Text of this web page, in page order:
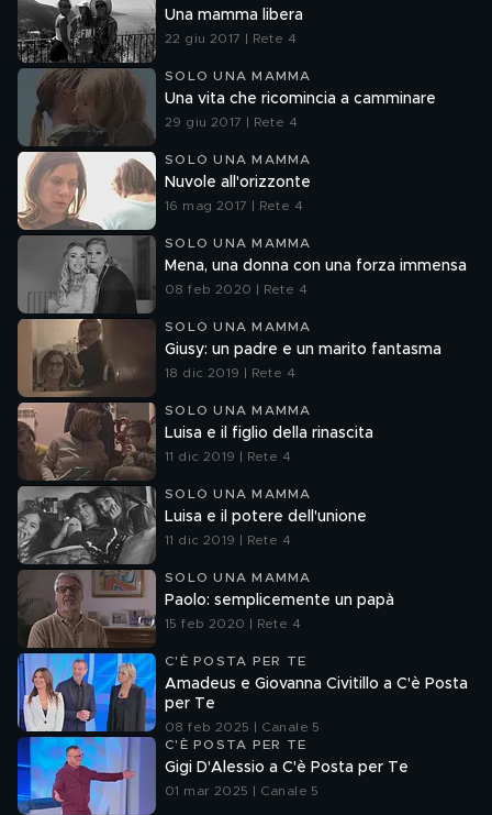
Una mamma libera
22 giu 2017 | Rete 4
SOLO UNA MAMMA
Una vita che ricomincia a camminare
29 giu 2017 | Rete 4
SOLO UNA MAMMA
Nuvole all'orizzonte
16 mag 2017 | Rete 4
SOLO UNA MAMMA
Mena, una donna con una forza immensa
08 feb 2020 | Rete 4
SOLO UNA MAMMA
Giusy: un padre e un marito fantasma
18 dic 2019 | Rete 4
SOLO UNA MAMMA
Luisa e il figlio della rinascita
11 dic 2019 | Rete 4
SOLO UNA MAMMA
Luisa e il potere dell'unione
11 dic 2019 | Rete 4
SOLO UNA MAMMA
Paolo: semplicemente un papà
15 feb 2020 | Rete 4
C'È POSTA PER TE
Amadeus e Giovanna Civitillo a C'è Posta
per Te
08 feb 2025 | Canale 5
C'È POSTA PER TE
Gigi D'Alessio a C'è Posta per Te
01 mar 2025 | Canale 5